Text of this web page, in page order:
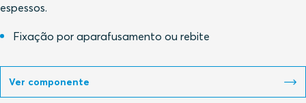
espessos.
Fixação por aparafusamento ou rebite
Ver componente